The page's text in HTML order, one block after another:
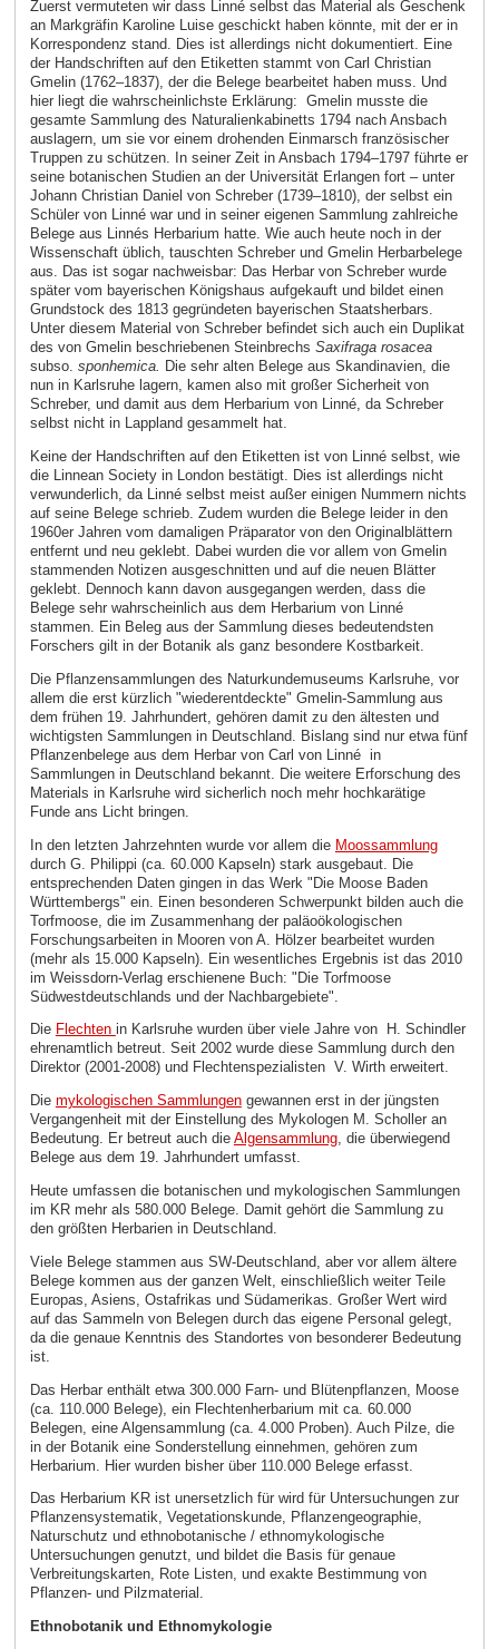
Zuerst vermuteten wir dass Linné selbst das Material als Geschenk
an Markgräfin Karoline Luise geschickt haben könnte, mit der er in
Korrespondenz stand. Dies ist allerdings nicht dokumentiert. Eine
der Handschriften auf den Etiketten stammt von Carl Christian
Gmelin (1762–1837), der die Belege bearbeitet haben muss. Und
hier liegt die wahrscheinlichste Erklärung: Gmelin musste die
gesamte Sammlung des Naturalienkabinetts 1794 nach Ansbach
auslagern, um sie vor einem drohenden Einmarsch französischer
Truppen zu schützen. In seiner Zeit in Ansbach 1794–1797 führte er
seine botanischen Studien an der Universität Erlangen fort – unter
Johann Christian Daniel von Schreber (1739–1810), der selbst ein
Schüler von Linné war und in seiner eigenen Sammlung zahlreiche
Belege aus Linnés Herbarium hatte. Wie auch heute noch in der
Wissenschaft üblich, tauschten Schreber und Gmelin Herbarbelege
aus. Das ist sogar nachweisbar: Das Herbar von Schreber wurde
später vom bayerischen Königshaus aufgekauft und bildet einen
Grundstock des 1813 gegründeten bayerischen Staatsherbars.
Unter diesem Material von Schreber befindet sich auch ein Duplikat
des von Gmelin beschriebenen Steinbrechs Saxifraga rosacea
subso. sponhemica. Die sehr alten Belege aus Skandinavien, die
nun in Karlsruhe lagern, kamen also mit großer Sicherheit von
Schreber, und damit aus dem Herbarium von Linné, da Schreber
selbst nicht in Lappland gesammelt hat.
Keine der Handschriften auf den Etiketten ist von Linné selbst, wie
die Linnean Society in London bestätigt. Dies ist allerdings nicht
verwunderlich, da Linné selbst meist außer einigen Nummern nichts
auf seine Belege schrieb. Zudem wurden die Belege leider in den
1960er Jahren vom damaligen Präparator von den Originalblättern
entfernt und neu geklebt. Dabei wurden die vor allem von Gmelin
stammenden Notizen ausgeschnitten und auf die neuen Blätter
geklebt. Dennoch kann davon ausgegangen werden, dass die
Belege sehr wahrscheinlich aus dem Herbarium von Linné
stammen. Ein Beleg aus der Sammlung dieses bedeutendsten
Forschers gilt in der Botanik als ganz besondere Kostbarkeit.
Die Pflanzensammlungen des Naturkundemuseums Karlsruhe, vor
allem die erst kürzlich "wiederentdeckte" Gmelin-Sammlung aus
dem frühen 19. Jahrhundert, gehören damit zu den ältesten und
wichtigsten Sammlungen in Deutschland. Bislang sind nur etwa fünf
Pflanzenbelege aus dem Herbar von Carl von Linné in
Sammlungen in Deutschland bekannt. Die weitere Erforschung des
Materials in Karlsruhe wird sicherlich noch mehr hochkarätige
Funde ans Licht bringen.
In den letzten Jahrzehnten wurde vor allem die Moossammlung
durch G. Philippi (ca. 60.000 Kapseln) stark ausgebaut. Die
entsprechenden Daten gingen in das Werk "Die Moose Baden
Württembergs" ein. Einen besonderen Schwerpunkt bilden auch die
Torfmoose, die im Zusammenhang der paläoökologischen
Forschungsarbeiten in Mooren von A. Hölzer bearbeitet wurden
(mehr als 15.000 Kapseln). Ein wesentliches Ergebnis ist das 2010
im Weissdorn-Verlag erschienene Buch: "Die Torfmoose
Südwestdeutschlands und der Nachbargebiete".
Die Flechten in Karlsruhe wurden über viele Jahre von
H. Schindler
ehrenamtlich betreut. Seit 2002 wurde diese Sammlung durch den
Direktor (2001-2008) und Flechtenspezialisten V. Wirth erweitert.
Die mykologischen Sammlungengewannen erst in der jüngsten
Vergangenheit mit der Einstellung des Mykologen M. Scholler an
Bedeutung. Er betreut auch die Algensammlung, die überwiegend
Belege aus dem 19. Jahrhundert umfasst.
Heute umfassen die botanischen und mykologischen Sammlungen
im KR mehr als 580.000 Belege. Damit gehört die Sammlung zu
den größten Herbarien in Deutschland.
Viele Belege stammen aus SW-Deutschland, aber vor allem ältere
Belege kommen aus der ganzen Welt, einschließlich weiter Teile
Europas, Asiens, Ostafrikas und Südamerikas. Großer Wert wird
auf das Sammeln von Belegen durch das eigene Personal gelegt,
da die genaue Kenntnis des Standortes von besonderer Bedeutung
ist.
Das Herbar enthält etwa 300.000 Farn- und Blütenpflanzen, Moose
(ca. 110.000 Belege), ein Flechtenherbarium mit ca. 60.000
Belegen, eine Algensammlung (ca. 4.000 Proben). Auch Pilze, die
in der Botanik eine Sonderstellung einnehmen, gehören zum
Herbarium. Hier wurden bisher über 110.000 Belege erfasst.
Das Herbarium KR ist unersetzlich für wird für Untersuchungen zur
Pflanzensystematik, Vegetationskunde, Pflanzengeographie,
Naturschutz und ethnobotanische / ethnomykologische
Untersuchungen genutzt, und bildet die Basis für genaue
Verbreitungskarten, Rote Listen, und exakte Bestimmung von
Pflanzen- und Pilzmaterial.
Ethnobotanik und Ethnomykologie